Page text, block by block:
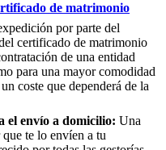
de matrimonio
por parte del
certificado de matrimonio
de una entidad
para una mayor comodidad
coste que dependerá de la
el envío a domicilio: Una
te lo envíen a tu